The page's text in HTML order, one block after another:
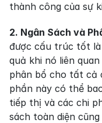
thành công của sự
2. Ngân Sách và
được cấu trúc tốt
quả khi nó liên
phân bổ cho tất cả
phần này có thể
tiếp thị và các chi
sách toàn diện